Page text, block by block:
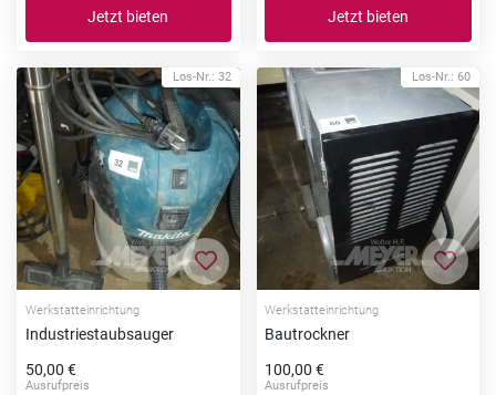
Jetzt bieten Jetzt bieten
Los-Nr.: 32
Zur Merkliste hinzufügen
Werkstatteinrichtung
Industriestaubsauger
50,00 €
Ausrufpreis
Los-Nr.: 60
Zur
Werkstatteinrichtung
Bautrockner
100,00 €
Ausrufpreis